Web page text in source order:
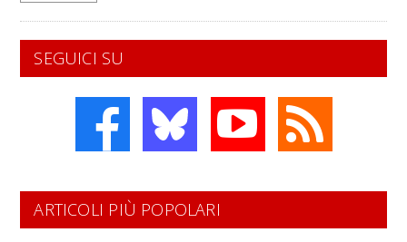
SEGUICI SU
ARTICOLI PIÙ POPOLARI